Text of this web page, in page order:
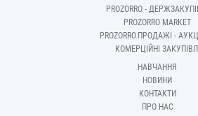
PROZORRO -
PROZORRO MARKET
PROZORRO.ПРОДАЖІ -
КОМЕРЦІЙНІ ЗАКУПІВЛІ
НАВЧАННЯ
НОВИНИ
КОНТАКТИ
ПРО НАС